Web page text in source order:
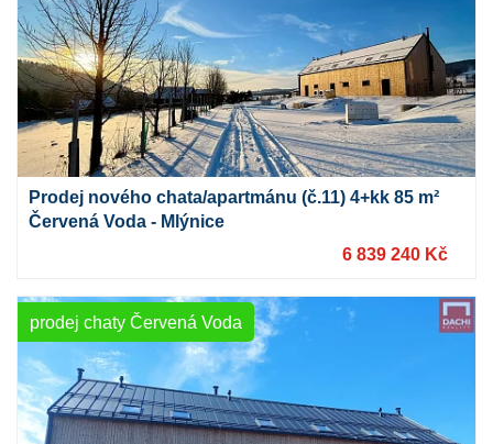
Prodej nového chata/apartmánu (č.11) 4+kk 85 m²
Červená Voda - Mlýnice
6 839 240 Kč
prodej chaty Červená Voda